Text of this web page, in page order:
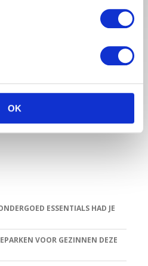
OK
vol
artikelen op het gebied van
babyproducten, lifestyle en
leukste online (winkel)straatje
ESSENTIALS HAD JE
VOOR GEZINNEN DEZE